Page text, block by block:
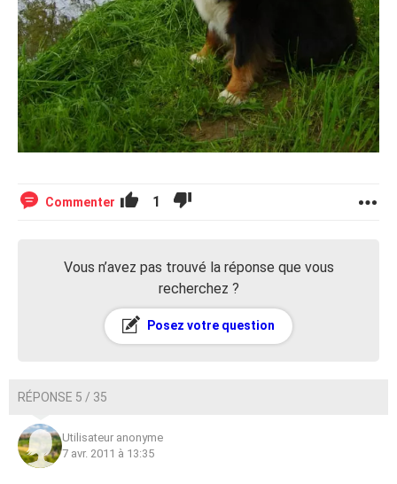
Commenter 1
Vous n’avez pas trouvé la réponse que vous
recherchez ?
Posez votre question
RÉPONSE 5 / 35
Utilisateur anonyme
7 avr. 2011 à 13:35